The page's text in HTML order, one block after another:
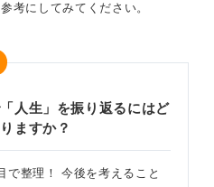
考にしてみてください。
人生」を振り返るにはど
ますか？
で整理！ 今後を考えること